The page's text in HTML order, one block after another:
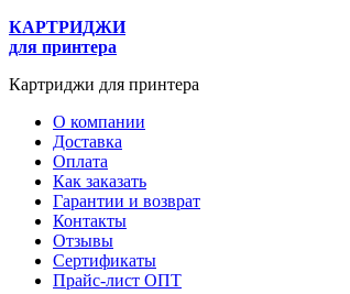
КАРТРИДЖИ
для принтера
Картриджи для принтера
О компании
Доставка
Оплата
Как заказать
Гарантии и возврат
Контакты
Отзывы
Сертификаты
Прайс-лист ОПТ